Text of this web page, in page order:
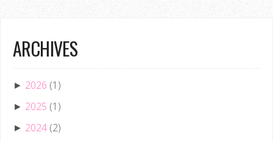
ARCHIVES
► 2026 (1)
► 2025 (1)
► 2024 (2)